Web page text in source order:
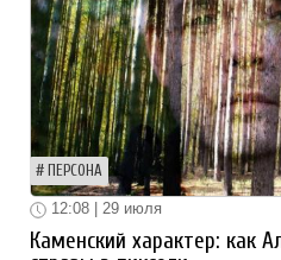
ПЕРСОНА
12:08 | 29 июля
Каменский характер: как